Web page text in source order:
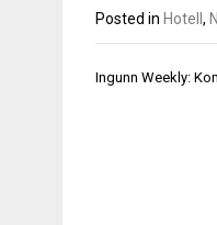
Posted in Hotell ,
Ingunn Weekly: